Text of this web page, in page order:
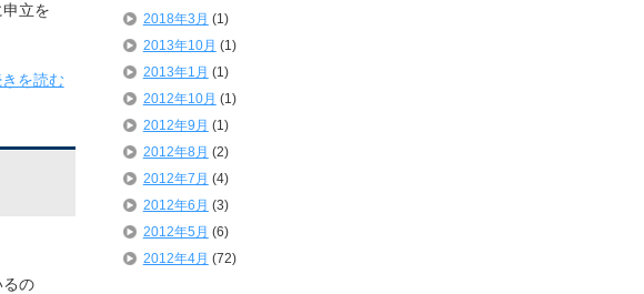
立を
を読む
るの
2018年3月 (1)
2013年10月 (1)
2013年1月 (1)
2012年10月 (1)
2012年9月 (1)
2012年8月 (2)
2012年7月 (4)
2012年6月 (3)
2012年5月 (6)
2012年4月 (72)